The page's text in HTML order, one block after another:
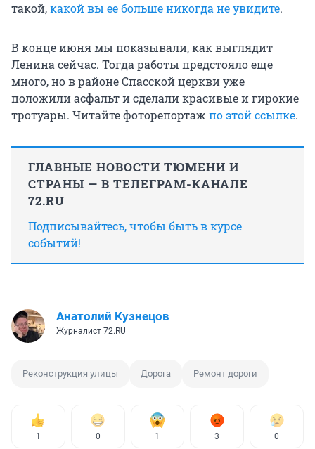
такой,какой вы ее больше никогда не увидите.
В конце июня мы показывали, как выглядит
Ленина сейчас. Тогда работы предстояло еще
много, но в районе Спасской церкви уже
положили асфальт и сделали красивые и гирокие
тротуары. Читайте фоторепортаж по этой ссылке.
ГЛАВНЫЕ НОВОСТИ ТЮМЕНИ И
СТРАНЫ — В ТЕЛЕГРАМ-КАНАЛЕ
72.RU
Подписывайтесь, чтобы быть в курсе
событий!
Анатолий Кузнецов
Журналист 72.RU
Реконструкция улицы Дорога Ремонт дороги
1 0 1 3 0